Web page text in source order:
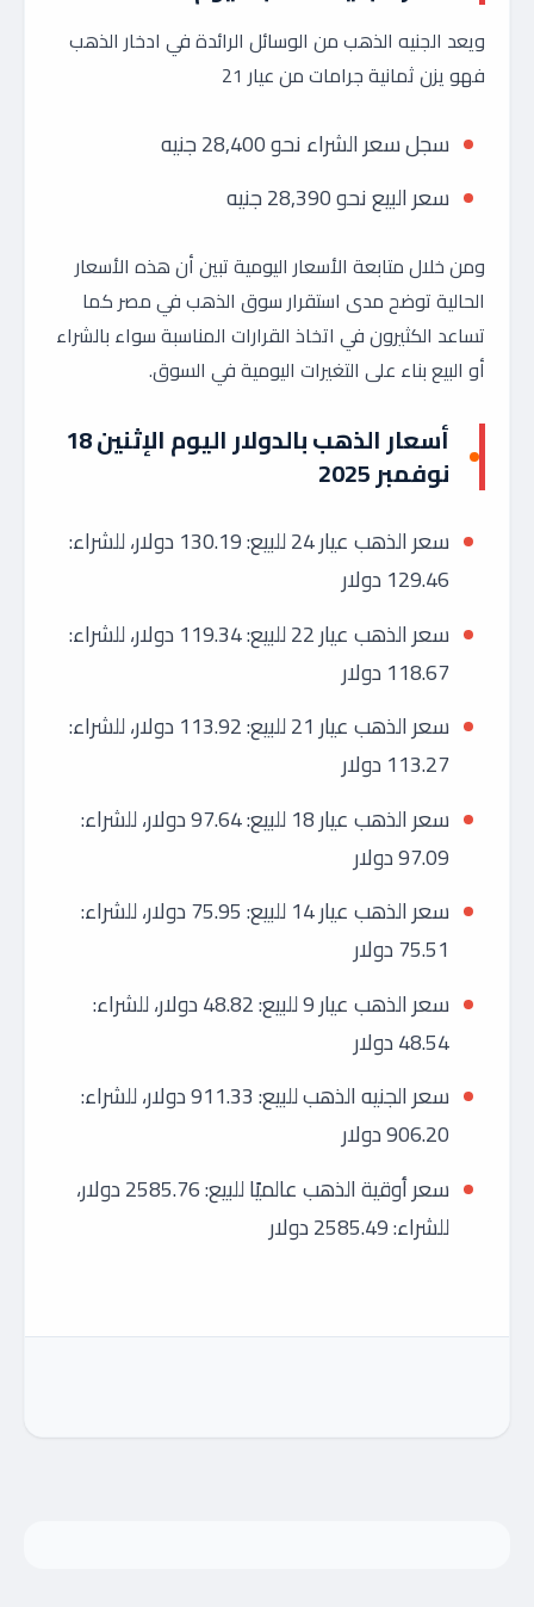
ويعد الجنيه الذهب من الوسائل الرائدة في ادخار الذهب
فهو يزن ثمانية جرامات من عيار 21
سجل سعر الشراء نحو 28,400 جنيه
سعر البيع نحو 28,390 جنيه
ومن خلال متابعة الأسعار اليومية تبين أن هذه الأسعار
الحالية توضح مدى استقرار سوق الذهب في مصر كما
تساعد الكثيرون في اتخاذ القرارات المناسبة سواء بالشراء
أو البيع بناء على التغيرات اليومية في السوق.
أسعار الذهب بالدولار اليوم الإثنين 18
نوفمبر 2025
سعر الذهب عيار 24 للبيع: 130.19 دولار، للشراء:
129.46 دولار
سعر الذهب عيار 22 للبيع: 119.34 دولار، للشراء:
118.67 دولار
سعر الذهب عيار 21 للبيع: 113.92 دولار، للشراء:
113.27 دولار
سعر الذهب عيار 18 للبيع: 97.64 دولار، للشراء:
97.09 دولار
سعر الذهب عيار 14 للبيع: 75.95 دولار، للشراء:
75.51 دولار
سعر الذهب عيار 9 للبيع: 48.82 دولار، للشراء:
48.54 دولار
سعر الجنيه الذهب للبيع: 911.33 دولار، للشراء:
906.20 دولار
سعر أوقية الذهب عالميًا للبيع: 2585.76 دولار،
للشراء: 2585.49 دولار